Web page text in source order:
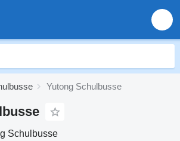
Yutong Schulbusse
Schulbusse